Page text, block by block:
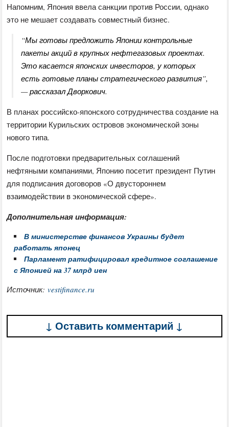
Напомним, Япония ввела санкции против России, однако
это не мешает создавать совместный бизнес.
“Мы готовы предложить Японии контрольные
пакеты акций в крупных нефтегазовых проектах.
Это касается японских инвесторов, у которых
есть готовые планы стратегического развития”,
— рассказал Дворкович.
В планах российско-японского сотрудничества создание на
территории Курильских островов экономической зоны
нового типа.
После подготовки предварительных соглашений
нефтяными компаниями, Японию посетит президент Путин
для подписания договоров «О двустороннем
взаимодействии в экономической сфере».
Дополнительная информация:
В министерстве финансов Украины будет
работать японец
Парламент ратифицировал кредитное соглашение
с Японией на 37 млрд иен
Источник:vestifinance.ru
↓ Оставить комментарий ↓